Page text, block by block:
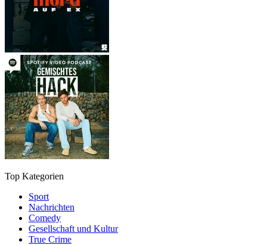
Top Kategorien
Sport
Nachrichten
Comedy
Gesellschaft und Kultur
True Crime